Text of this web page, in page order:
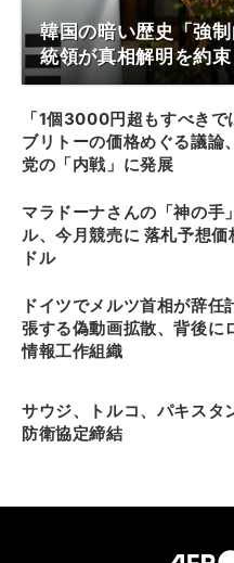
韓国の暗い歴史「強
統領が真相解明を約束
「1個3000円超もすべきで
ブリトーの価格めぐる議論
党の「内戦」に発展
マラドーナさんの「神の手
ル、今月競売に 落札予想価
ドル
ドイツでメルツ首相が辞任
張する偽動画拡散、背後に
情報工作組織
サウジ、トルコ、パキスタ
防衛協定締結